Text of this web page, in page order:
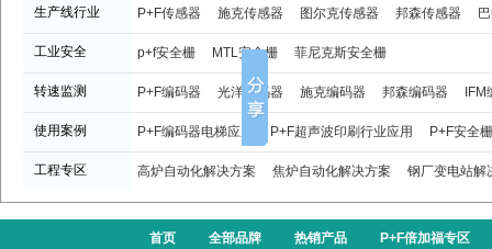
生产线行业 P+F传感器 施克传感器 图尔克传感器 邦森传感器
工业安全 p+f安全栅 MTL安全栅 菲尼克斯安全栅
转速监测 P+F编码器 光洋编码器 施克编码器 邦森编码器
使用案例 P+F编码器电梯应用 P+F超声波印刷行业应用 P+F安全
工程专区 高炉自动化解决方案 焦炉自动化解决方案 钢厂变电站解
首页 全部品牌 热销产品 P+F倍加福专区